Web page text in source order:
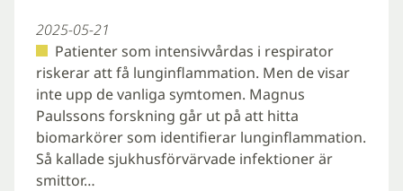
2025-05-21
Patienter som intensivvårdas i respirator
riskerar att få lungin­flammation. Men de visar
inte upp de vanliga symtomen. Magnus
Paulssons forskning går ut på att hitta
biomarkörer som identifierar lunginflammation.
Så kallade sjukhusförvärvade infektioner är
smittor…